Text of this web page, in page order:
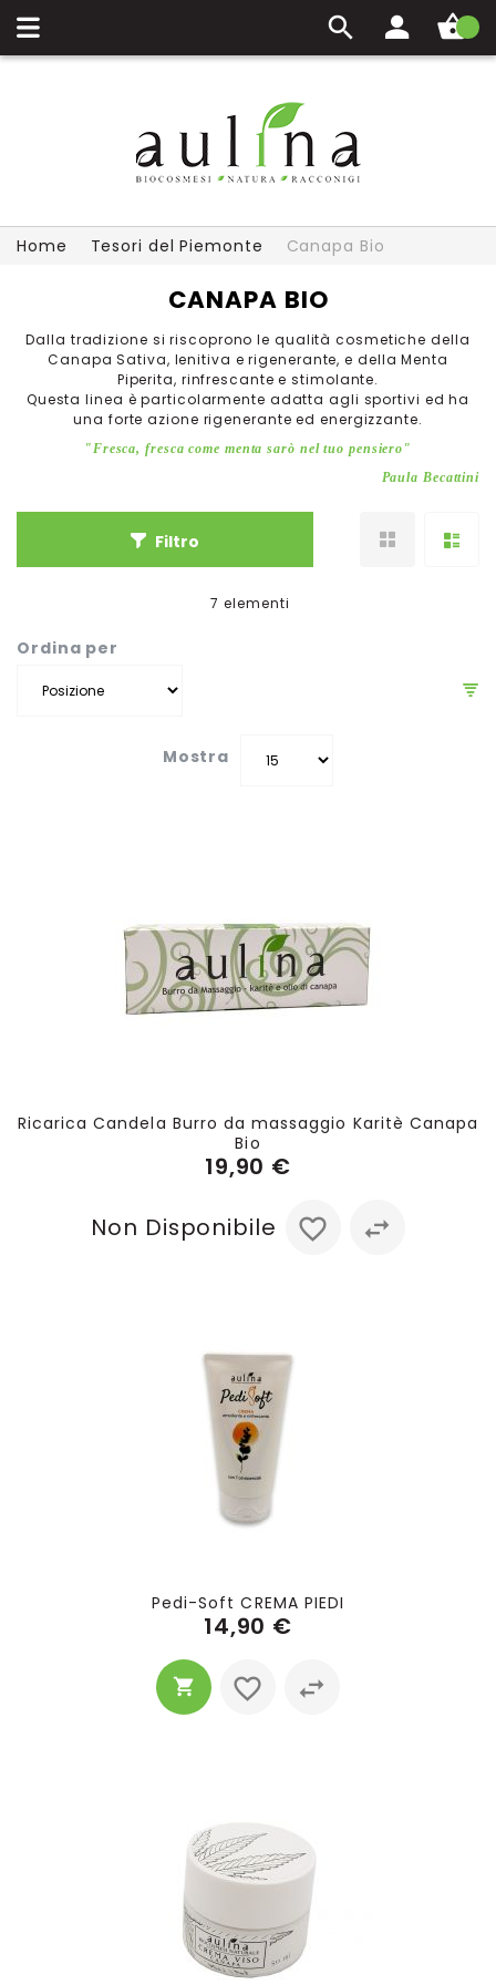
Carrello
Home Tesori del Piemonte Canapa Bio
CANAPA BIO
Dalla tradizione si riscoprono le qualità cosmetiche della
Canapa Sativa, lenitiva e rigenerante, e della Menta
Piperita, rinfrescante e stimolante.
Questa linea è particolarmente adatta agli sportivi ed ha
una forte azione rigenerante ed energizzante.
"Fresca, fresca come menta sarò nel tuo pensiero"
Paula Becattini
Filtro
Ordina per
7 elementi
Mostra
Ricarica Candela Burro da massaggio Karitè Canapa
Bio
19,90 €
Non Disponibile
Pedi-Soft CREMA PIEDI
14,90 €